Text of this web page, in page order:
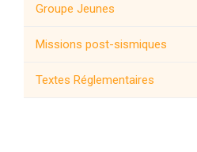
10 juin 2024 - Signature de
AFPCNT
L'AFPS partenaire relais de
Groupe Jeunes
Missions post-sismiques
Textes Réglementaires